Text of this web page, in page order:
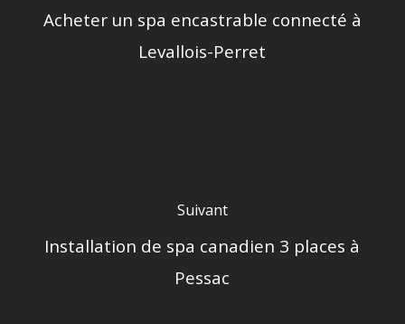
Acheter un spa encastrable connecté à
Levallois-Perret
Suivant
Installation de spa canadien 3 places à
Pessac